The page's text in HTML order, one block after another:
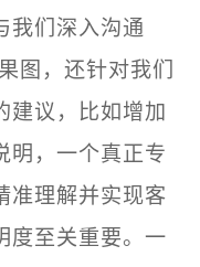
我们深入沟通
图，还针对我们
建议，比如增加
明，一个真正专
准理解并实现客
度至关重要。一